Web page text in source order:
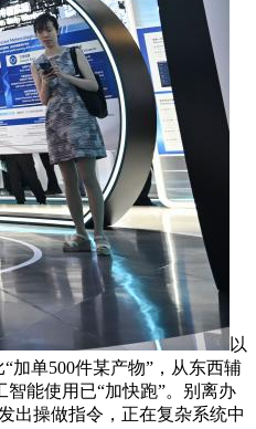
以
加单500件某产物”，从东西辅
能使用已“加快跑”。别离办
出操做指令，正在复杂系统中